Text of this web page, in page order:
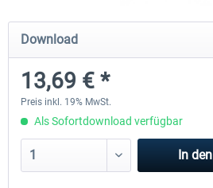
ChrisTrains - Stadler GTW
17,85 € *
Download
13,69 € *
Preis inkl. 19% MwSt.
Als Sofortdownload verfügbar
In den